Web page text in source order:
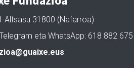
Altsasu 31800 (Nafarroa)
eta WhatsApp: 618 882 675